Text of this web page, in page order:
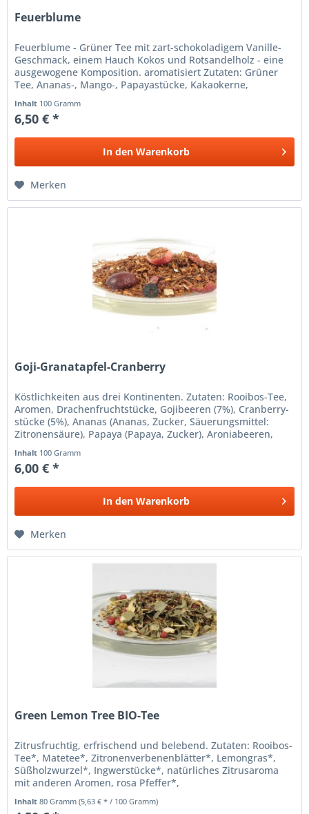
Feuerblume
Feuerblume - Grüner Tee mit zart-schokoladigem Vanille-
Geschmack, einem Hauch Kokos und Rotsandelholz - eine
ausgewogene Komposition. aromatisiert Zutaten: Grüner
Tee, Ananas-, Mango-, Papayastücke, Kakaokerne,
Inhalt 100 Gramm
6,50 € *
In den Warenkorb
Merken
Goji-Granatapfel-Cranberry
Köstlichkeiten aus drei Kontinenten. Zutaten: Rooibos-Tee,
Aromen, Drachen­fruchtstücke, Gojibeeren (7%), Cranberry­
stücke (5%), Ananas (Ananas, Zucker, Säuerungsmittel:
Zitronensäure), Papaya (Papaya, Zucker), Aroniabeeren,
Inhalt 100 Gramm
6,00 € *
In den Warenkorb
Merken
Green Lemon Tree BIO-Tee
Zitrusfruchtig, erfrischend und belebend. Zutaten: Rooibos-
Tee*, Matetee*, Zitronenverbenenblätter*, Lemongras*,
Süßholzwurzel*, Ingwerstücke*, natürliches Zitrusaroma
mit anderen Aromen, rosa Pfeffer*,
Inhalt80 Gramm(5,63 € * / 100 Gramm)